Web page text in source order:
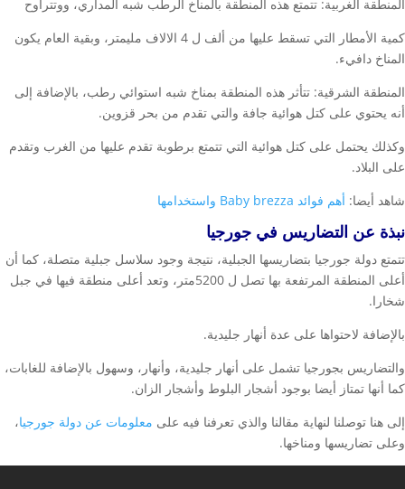
المنطقة الغربية: تتمتع هذه المنطقة بالمناخ الرطب شبه المداري، ووتتراوح
كمية الأمطار التي تسقط عليها من ألف ل 4 الالاف مليمتر، وبقية العام يكون
المناخ دافيء.
المنطقة الشرقية: تتأثر هذه المنطقة بمناخ شبه استوائي رطب، بالإضافة إلى
أنه يحتوي على كتل هوائية جافة والتي تقدم من بحر قزوين.
وكذلك يحتمل على كتل هوائية التي تتمتع برطوبة تقدم عليها من الغرب وتقدم
على البلاد.
شاهد أيضا: أهم فوائد Baby brezza واستخدامها
نبذة عن التضاريس في جورجيا
تتمتع دولة جورجيا بتضاريسها الجبلية، نتيجة وجود سلاسل جبلية متصلة، كما أن
أعلى المنطقة المرتفعة بها تصل ل 5200متر، وتعد أعلى منطقة فيها في جبل
شخارا.
بالإضافة لاحتواها على عدة أنهار جليدية.
والتضاريس بجورجيا تشمل على أنهار جليدية، وأنهار، وسهول بالإضافة للغابات،
كما أنها تمتاز أيضا بوجود أشجار البلوط وأشجار الزان.
إلى هنا توصلنا لنهاية مقالنا والذي تعرفنا فيه على معلومات عن دولة جورجيا،
وعلى تضاريسها ومناخها.